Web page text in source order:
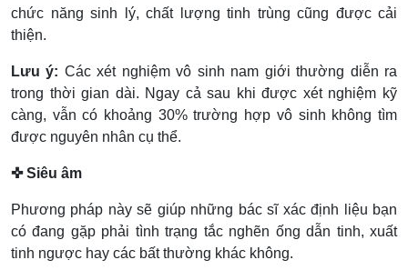
chức năng sinh lý, chất lượng tinh trùng cũng được cải
thiện.
Lưu ý: Các xét nghiệm vô sinh nam giới thường diễn ra
trong thời gian dài. Ngay cả sau khi được xét nghiệm kỹ
càng, vẫn có khoảng 30% trường hợp vô sinh không tìm
được nguyên nhân cụ thể.
✜ Siêu âm
Phương pháp này sẽ giúp những bác sĩ xác định liệu bạn
có đang gặp phải tình trạng tắc nghẽn ống dẫn tinh, xuất
tinh ngược hay các bất thường khác không.